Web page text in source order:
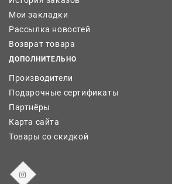
Мои закладки
Рассылка новостей
Возврат товара
ДОПОЛНИТЕЛЬНО
Производители
Подарочные сертификаты
Партнёры
Карта сайта
Товары со скидкой